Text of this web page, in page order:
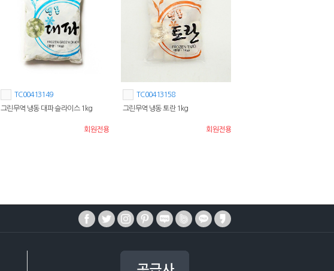
TC00413149
그린무역 냉동 대파 슬라이스 1kg
회원전용
TC00413158
그린무역 냉동 토란 1kg
회원전용